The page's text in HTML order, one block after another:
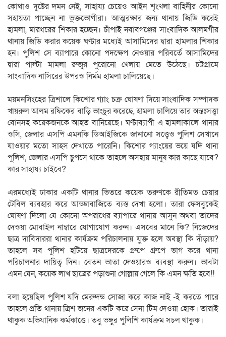
কোথাও দুষ্টের দমন নেই, সাহায্য চেয়েও আইন শৃংখলা বাহিনীর কোনো
সহায়তা পাচ্ছেন না ভুক্তভোগীরা। আত্মরক্ষার জন্য থানায় জিডি করেই
হামলা, মারধরের শিকার হচ্ছেন। চাঁপাই নবাবগঞ্জের সাংবাদিক আলমগীর
থানায় জিডি করার কয়েক ঘণ্টার মধ্যেই আসামিদের দ্বারা হামলার শিকার
হন। পুলিশ সে ব্যাপারে কোনো পদক্ষেপ নেওয়ার পরিবর্তে আসামিদের
দ্বারা পাল্টা মামলা রুজুর পুরোনো খেলায় মেতে উঠেছে। চট্টগ্রামে
সাংবাদিক নাসিরের উপরও নির্মম হামলা চালিয়েছে।
ময়মনসিংহের ত্রিশালে কিশোর গ্যাং চক্র ঘোষণা দিয়ে সাংবাদিক সম্পাদক
খায়রুল আলম রফিকের বাড়ি ভাংচুর করেছে, হামলা চালিয়ে তার অন্তঃসত্ত্বা
বোনসহ কয়েকজনকে আহত বানিয়েছে। ঘণ্টাব্যাপী এ হামলাকালে থানার
ওসি, জেলার এসপি এমনকি ডিআইজিকে জানানো সত্ত্বেও পুলিশ সেখানে
যাওয়ার মতো সাহস দেখাতে পারেনি। কিশোর গ্যাংয়ের ভয়ে যদি থানা
পুলিশ, জেলার এসপি চুপসে থাকে তাহলে অসহায় মানুষ কার কাছে যাবে?
কার সাহায্য চাইবে?
এরমধ্যেই ঢাকার একটি থানার ভিতরে কয়েক তরুণকে রীতিমত চেয়ার
টেবিল ব্যবহার করে আড্ডাবাজিতে ব্যস্ত দেখা হলো। তারা ফেসবুকেই
ঘোষণা দিলো যে কোনো অপরাধের ব্যাপারে থানায় আসুন অথবা তাদের
দেওয়া মোবাইল নাম্বারে যোগাযোগ করুন। এসবের মানে কি? নিজেদের
ছাত্র দাবিদাররা থানার কার্যক্রম পরিচালনায় যুক্ত হলে অবস্থা কি দাঁড়ায়?
তাহলে সব পুলিশ হটিয়ে ছাত্রদেরকে গ্রুপে গ্রুপে ভাগ করে থানা
পরিচালনার দায়িত্ব দিন। বেতন ভাতা দেওয়ারও ব্যবস্থা করুন। ভাবটা
এমন যেন, কয়েক লাখ ছাত্রের পড়াশুনা গোল্লায় গেলে কি এমন ক্ষতি হবে!!
বলা হয়েছিল পুলিশ যদি মেরুদন্ড সোজা করে কাজ নাই -ই করতে পারে
তাহলে প্রতি থানায় ত্রিশ জনের একটি করে সেনা টিম দেওয়া হোক। তারাই
থাকুক অভিযানিক কর্মকাণ্ডে। তবু ভঙ্গুর পুলিশি কার্যক্রম সচল থাকুক।